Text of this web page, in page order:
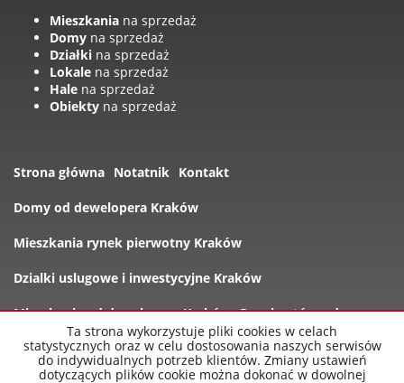
Mieszkania na sprzedaż
Domy na sprzedaż
Działki na sprzedaż
Lokale na sprzedaż
Hale na sprzedaż
Obiekty na sprzedaż
Strona główna Notatnik Kontakt
Domy od dewelopera Kraków
Mieszkania rynek pierwotny Kraków
Dzialki uslugowe i inwestycyjne Kraków
Mieszkania od dewelopera Kraków Rynek wtórny domy
Oferty
Ta strona wykorzystuje pliki cookies w celach
statystycznych oraz w celu dostosowania naszych serwisów
do indywidualnych potrzeb klientów. Zmiany ustawień
dotyczących plików cookie można dokonać w dowolnej